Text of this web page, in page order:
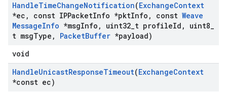
HandleTimeChangeNotification(ExchangeContext
*ec , const IPPacketInfo *pktInfo , const Weave
MessageInfo *msgInfo , uint32 t profileId , uint8
t msgType , PacketBuffer *payload)
void
HandleUnicastResponseTimeout(ExchangeContext
*const ec)